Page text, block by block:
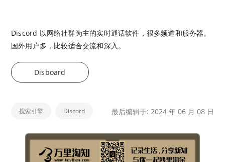
Discord 以网络社群为主的实时通话软件，很多频道和服务器。
国外用户多，比较适合交流和深入。
Disboard
搜索引擎 Discord 最后编辑于: 2024 年 06 月 08 日